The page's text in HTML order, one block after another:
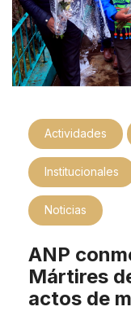
Actividades
Institucionales
Noticias
ANP
Mártires
actos de